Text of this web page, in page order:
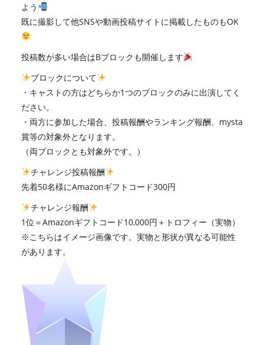
よう
既に撮影して他SNSや動画投稿サイトに掲載したものもOK
投稿数が多い場合はBブロックも開催します
ブロックについて
・キャストの方はどちらか1つのブロックのみに出演してく
ださい。
・両方に参加した場合、投稿報酬やランキング報酬、mysta
賞等の対象外となります。
（両ブロックとも対象外です。）
チャレンジ投稿報酬
先着50名様にAmazonギフトコード300円
チャレンジ報酬
1位＝Amazonギフトコード10,000円＋トロフィー（実物）
※こちらはイメージ画像です。実物と形状が異なる可能性
があります。